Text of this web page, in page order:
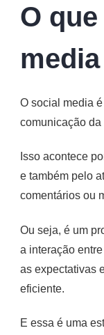
O
media
O social media
comunicação da
Isso acontece
e também pelo
comentários ou
Ou seja, é um
a interação
as expectativas
eficiente.
E essa é uma